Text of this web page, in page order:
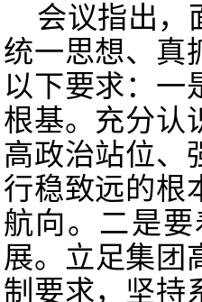
会议指出，
统一思想、真
以下要求：一
根基。充分认
高政治站位、
行稳致远的根
航向。二是
展。立足集团
制要求，坚持